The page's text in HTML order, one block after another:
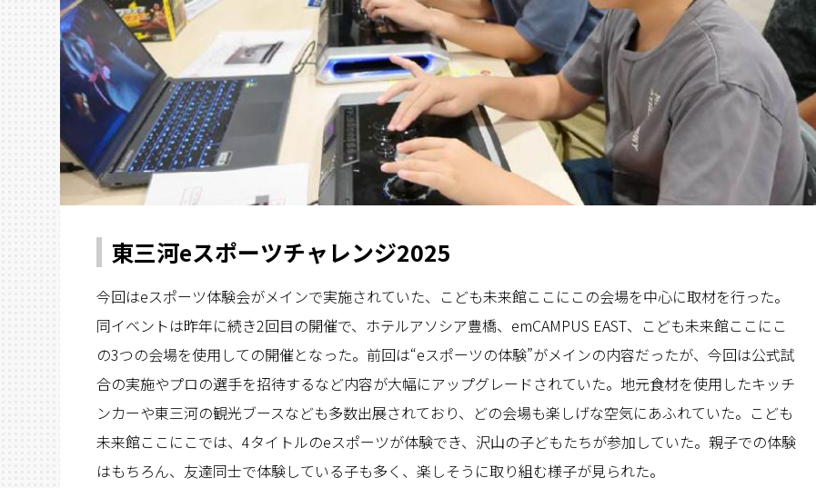
東三河eスポーツチャレンジ2025
今回はeスポーツ体験会がメインで実施されていた、こども未来館ここにこの会場を中心に取材を行った。
同イベントは昨年に続き2回目の開催で、ホテルアソシア豊橋、emCAMPUS EAST、こども未来館ここにこ
の3つの会場を使用しての開催となった。前回は“eスポーツの体験”がメインの内容だったが、今回は公式試
合の実施やプロの選手を招待するなど内容が大幅にアップグレードされていた。地元食材を使用したキッチ
ンカーや東三河の観光ブースなども多数出展されており、どの会場も楽しげな空気にあふれていた。こども
未来館ここにこでは、4タイトルのeスポーツが体験でき、沢山の子どもたちが参加していた。親子での体験
はもちろん、友達同士で体験している子も多く、楽しそうに取り組む様子が見られた。